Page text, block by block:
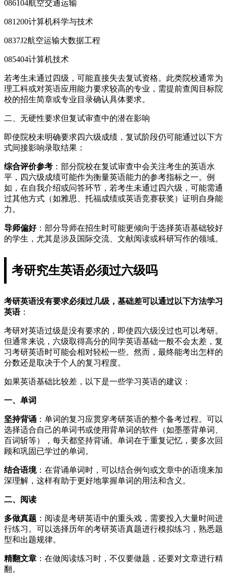
086104航空交通运输
081200计算机科学与技术
0837J2航空运输大数据工程
085404计算机技术
若考生未通过四级，可能直接失去复试资格。此类院校通常为
理工科或对英语应用能力要求较高的专业，需提前查阅目标院
校的招生简章或专业目录确认具体要求。
二、无硬性要求但复试审查中的潜在影响
即使院校未明确要求四六级成绩，复试阶段仍可能通过以下方
式间接影响录取结果：
综合评价参考 ：部分院校在复试审查中会关注考生的英语水
平，四六级成绩可能作为衡量英语能力的参考指标之一。例
如，在自我介绍或问答环节，若考生未通过四六级，可能需通
过其他方式（如雅思、托福成绩或英语竞赛获奖）证明自身能
力。
导师偏好：部分导师在招生时可能更倾向于选择英语基础较好
的学生，尤其是涉及国际交流、文献阅读或科研写作的领域。
考研究生英语必须过六级吗
考研英语没有要求必须过几级，基础差可以通过以下方法学习
英语：
考研对英语过级是没有要求的，即使四六级没过也可以考研。
但通常来说，六级取得高分的同学英语基础一般不会太差，复
习考研英语时可能会相对轻松一些。然而，最终能考出怎样的
分数还是取决于个人的复习程度。
如果英语基础比较差，以下是一些学习英语的建议：
一、单词
坚持背诵 ：单词的复习应贯穿考研英语的整个备考过程。可以
选择适合自己的单词书或使用背单词的软件（如墨墨背单词、
百词斩等），每天都坚持背诵。单词在于重复记忆，要多次回
顾和巩固已学过的单词。
结合语境：在背诵单词时，可以结合例句或文章中的语境来加
深理解，这样有助于更好地掌握单词的用法和含义。
二、阅读
多做真题 ：阅读是考研英语中的重头戏，需要投入大量时间进
行练习。可以选择历年的考研英语真题进行模拟练习，熟悉题
型和出题规律。
精翻文章 ：在做阅读练习时，不仅要做题，还要对文章进行精
翻。